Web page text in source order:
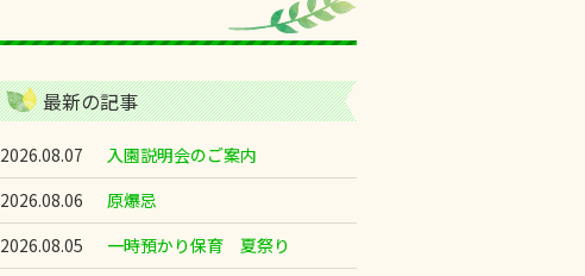
最新の記事
2026.08.07
入園説明会のご案内
2026.08.06
原爆忌
2026.08.05
一時預かり保育 夏祭り